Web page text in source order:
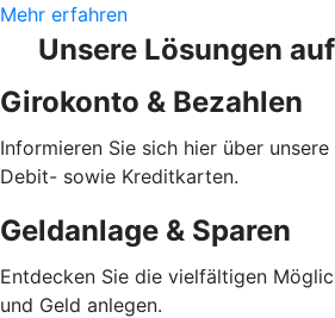
Mehr erfahren
Unsere Lösungen
Girokonto & Bezahlen
Informieren Sie sich hier über
Debit- sowie Kreditkarten.
Geldanlage & Sparen
Entdecken Sie die vielfältigen
und Geld anlegen.